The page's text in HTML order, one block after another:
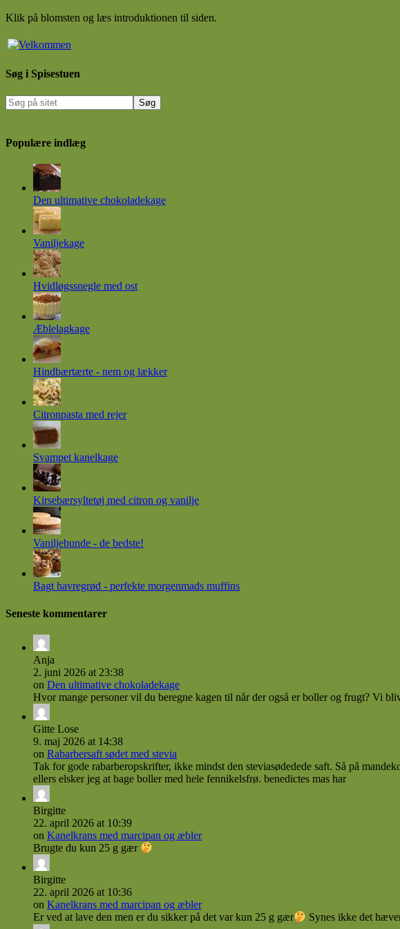
Klik på blomsten og læs introduktionen til siden.
Søg i Spisestuen
Populære indlæg
Den ultimative chokoladekage
Vaniljekage
Hvidløgssnegle med ost
Æblelagkage
Hindbærtærte - nem og lækker
Citronpasta med rejer
Svampet kanelkage
Kirsebærsyltetøj med citron og vanilje
Vaniljebunde - de bedste!
Bagt havregrød - perfekte morgenmads muffins
Seneste kommentarer
Anja
2. juni 2026 at 23:38
on Den ultimative chokoladekage
Hvor mange personer vil du beregne kagen til når der også er boller og frugt? Vi
Gitte Lose
9. maj 2026 at 14:38
on Rabarbersaft sødet med stevia
Tak for gode rabarberopskrifter, ikke mindst den steviasødedede saft. Så på
ellers elsker jeg at bage boller med hele fennikelsfrø. benedictes mas har
Birgitte
22. april 2026 at 10:39
on Kanelkrans med marcipan og æbler
Brugte du kun 25 g gær
Birgitte
22. april 2026 at 10:36
on Kanelkrans med marcipan og æbler
Er ved at lave den men er du sikker på det var kun 25 g gær
Synes ikke det